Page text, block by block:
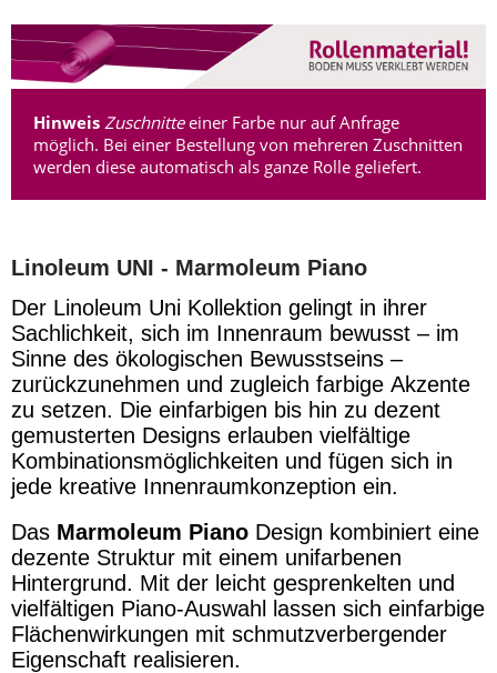
Hinweis Zuschnitteeiner Farbe nur auf Anfrage
möglich. Bei einer Bestellung von mehreren Zuschnitten
werden diese automatisch als ganze Rolle geliefert.
Linoleum UNI - Marmoleum Piano
Der Linoleum Uni Kollektion gelingt in ihrer
Sachlichkeit, sich im Innenraum bewusst – im
Sinne des ökologischen Bewusstseins –
zurückzunehmen und zugleich farbige Akzente
zu setzen. Die einfarbigen bis hin zu dezent
gemusterten Designs erlauben vielfältige
Kombinationsmöglichkeiten und fügen sich in
jede kreative Innenraumkonzeption ein.
Das Marmoleum Piano Design kombiniert eine
dezente Struktur mit einem unifarbenen
Hintergrund. Mit der leicht gesprenkelten und
vielfältigen Piano-Auswahl lassen sich einfarbige
Flächenwirkungen mit schmutzverbergender
Eigenschaft realisieren.